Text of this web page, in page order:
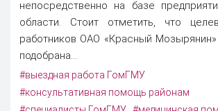
непосредственно на базе
области. Стоит отметить, что
работников ОАО «Красный
подобрана...
#выездная работа ГомГМУ
#консультативная помощь районам